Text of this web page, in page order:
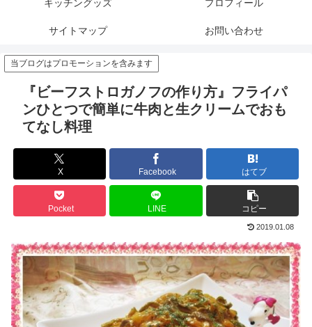
キッチングッズ プロフィール
サイトマップ お問い合わせ
当ブログはプロモーションを含みます
『ビーフストロガノフの作り方』フライパ
ンひとつで簡単に牛肉と生クリームでおも
てなし料理
X Facebook はてブ
Pocket LINE コピー
2019.01.08